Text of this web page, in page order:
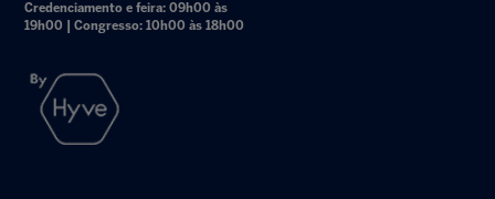
Credenciamento e feira: 09h00 às
19h00 | Congresso: 10h00 às 18h00